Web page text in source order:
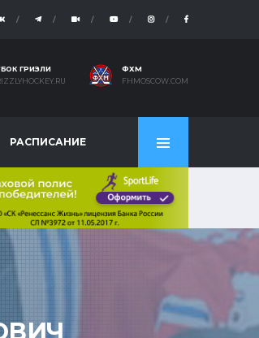
ГРИЗЛИ
ФХМ
FHMOSCOW.COM
РАСПИСАНИЕ